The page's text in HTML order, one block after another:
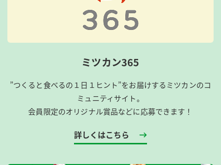
ミツカン365
”つくると食べるの１日１ヒント”をお届けするミツカンのコ
ミュニティサイト。
会員限定のオリジナル賞品などに応募できます！
詳しくはこちら